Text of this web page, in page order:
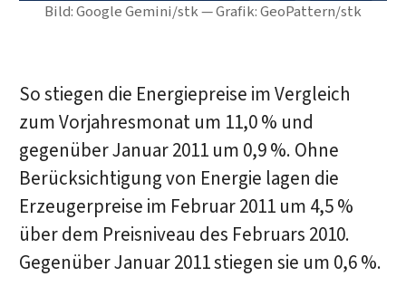
Bild: Google Gemini/stk — Grafik: GeoPattern/stk
So stiegen die Energiepreise im Vergleich
zum Vorjahresmonat um 11,0 % und
gegenüber Januar 2011 um 0,9 %. Ohne
Berücksichtigung von Energie lagen die
Erzeugerpreise im Februar 2011 um 4,5 %
über dem Preisniveau des Februars 2010.
Gegenüber Januar 2011 stiegen sie um 0,6 %.